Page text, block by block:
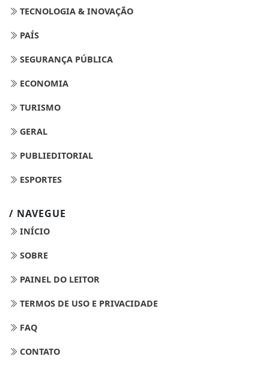
TECNOLOGIA & INOVAÇÃO
PAÍS
SEGURANÇA PÚBLICA
ECONOMIA
TURISMO
GERAL
PUBLIEDITORIAL
ESPORTES
/ NAVEGUE
INÍCIO
SOBRE
PAINEL DO LEITOR
TERMOS DE USO E PRIVACIDADE
FAQ
CONTATO